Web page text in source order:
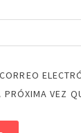
VEZ